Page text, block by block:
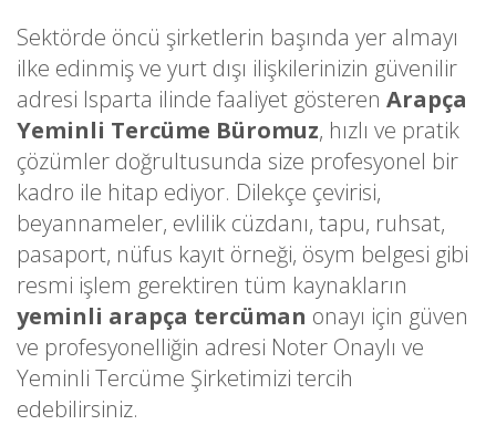
Sektörde öncü şirketlerin başında yer almayı
ilke edinmiş ve yurt dışı ilişkilerinizin güvenilir
adresi Isparta ilinde faaliyet gösteren Arapça
Yeminli Tercüme Büromuz, hızlı ve pratik
çözümler doğrultusunda size profesyonel bir
kadro ile hitap ediyor. Dilekçe çevirisi,
beyannameler, evlilik cüzdanı, tapu, ruhsat,
pasaport, nüfus kayıt örneği, ösym belgesi gibi
resmi işlem gerektiren tüm kaynakların
yeminli arapça tercüman onayı için güven
ve profesyonelliğin adresi Noter Onaylı ve
Yeminli Tercüme Şirketimizi tercih
edebilirsiniz.